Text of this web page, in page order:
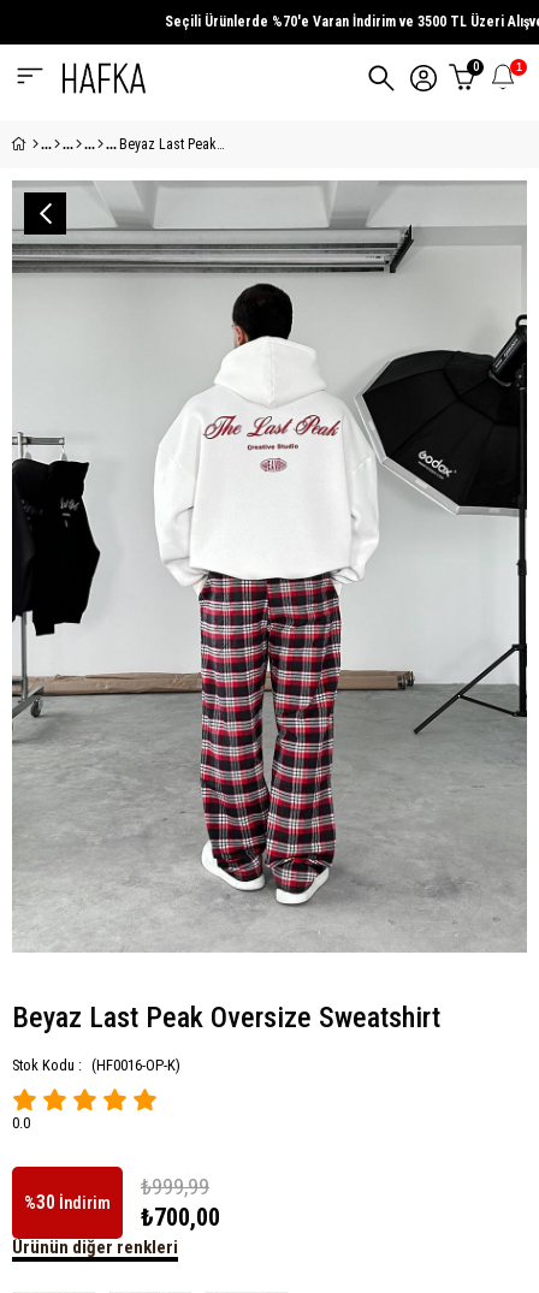
Seçili Ürünlerde%70'e Varan İndirimve3500 TL Üzeri
0 1
Beyaz Last Peak Oversize Sweatshirt
Beyaz Last Peak Oversize Sweatshirt
Stok Kodu : (HF0016-OP-K)
0.0
%30 İndirim
₺999,99
₺700,00
Ürünün diğer renkleri